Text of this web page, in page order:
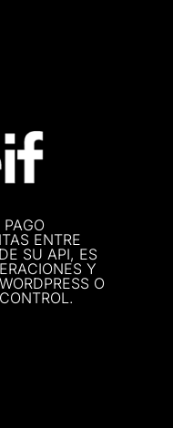
ENTRE
SU API, ES
Y
O